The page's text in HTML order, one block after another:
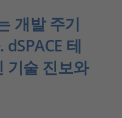
개발 주기
테
기술 진보와